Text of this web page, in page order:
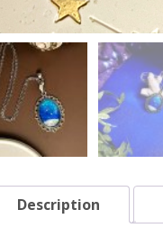
Description